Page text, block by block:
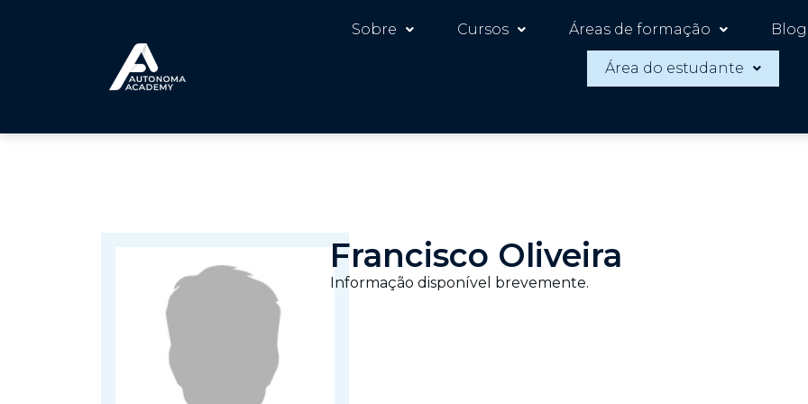
Sobre Cursos Áreas de formação
Área do estudante
Francisco Oliveira
Informação disponível brevemente.